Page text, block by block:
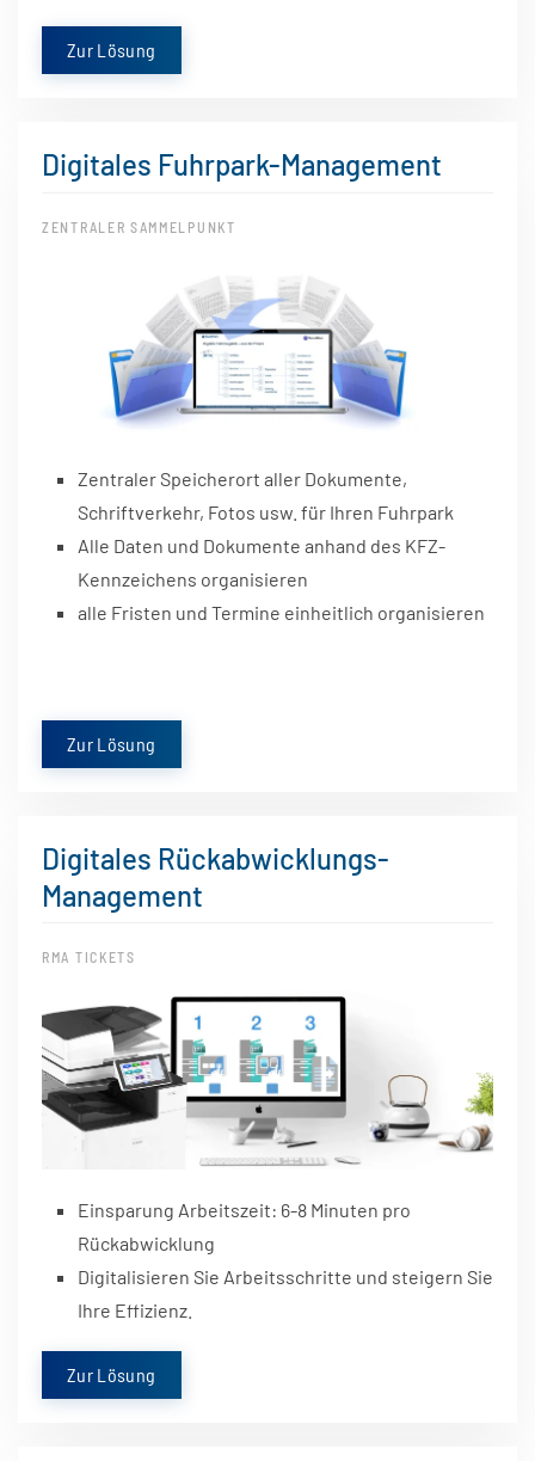
Zur Lösung
Digitales Fuhrpark-Management
ZENTRALER SAMMELPUNKT
Zentraler Speicherort aller Dokumente,
Schriftverkehr, Fotos usw. für Ihren Fuhrpark
Alle Daten und Dokumente anhand des KFZ-
Kennzeichens organisieren
alle Fristen und Termine einheitlich organisieren
Zur Lösung
Digitales Rückabwicklungs-
Management
RMA TICKETS
Einsparung Arbeitszeit: 6-8 Minuten pro
Rückabwicklung
Digitalisieren Sie Arbeitsschritte und steigern Sie
Ihre Effizienz.
Zur Lösung